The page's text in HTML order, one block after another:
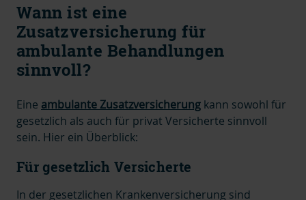
Wann ist eine
Zusatzversicherung für
ambulante Behandlungen
sinnvoll?
Eine ambulante Zusatzversicherung kann sowohl für
gesetzlich als auch für privat Versicherte sinnvoll
sein. Hier ein Überblick:
Für gesetzlich Versicherte
In der gesetzlichen Krankenversicherung sind